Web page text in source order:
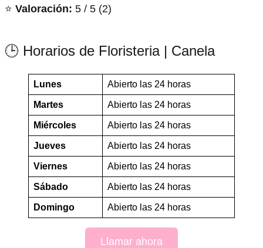
⭐ Valoración: 5 / 5 (2)
🕒 Horarios de Floristeria | Canela
Lunes Abierto las 24 horas
Martes Abierto las 24 horas
Miércoles Abierto las 24 horas
Jueves Abierto las 24 horas
Viernes Abierto las 24 horas
Sábado Abierto las 24 horas
Domingo Abierto las 24 horas
Llamar ahora